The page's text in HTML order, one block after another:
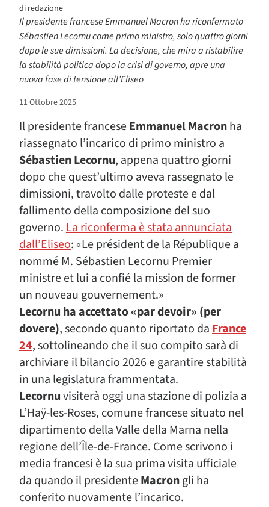
di redazione
Il presidente francese Emmanuel Macron ha riconfermato
Sébastien Lecornu come primo ministro, solo quattro giorni
dopo le sue dimissioni. La decisione, che mira a ristabilire
la stabilità politica dopo la crisi di governo, apre una
nuova fase di tensione all’Eliseo
11 Ottobre 2025
Il presidente franceseEmmanuel Macronha
riassegnato l’incarico di primo ministro a
Sébastien Lecornu, appena quattro giorni
dopo che quest’ultimo aveva rassegnato le
dimissioni, travolto dalle proteste e dal
fallimento della composizione del suo
governo.La riconferma è stata annunciata
dall’Eliseo: «Le président de la République a
nommé M. Sébastien Lecornu Premier
ministre et lui a confié la mission de former
un nouveau gouvernement.»
Lecornu ha accettato «par devoir» (per
dovere), secondo quanto riportato daFrance
24, sottolineando che il suo compito sarà di
archiviare il bilancio 2026 e garantire stabilità
in una legislatura frammentata.
Lecornuvisiterà oggi una stazione di polizia a
L’Haÿ-les-Roses, comune francese situato nel
dipartimento della Valle della Marna nella
regione dell’Île-de-France. Come scrivono i
media francesi è la sua prima visita ufficiale
da quando il presidenteMacrongli ha
conferito nuovamente l’incarico.